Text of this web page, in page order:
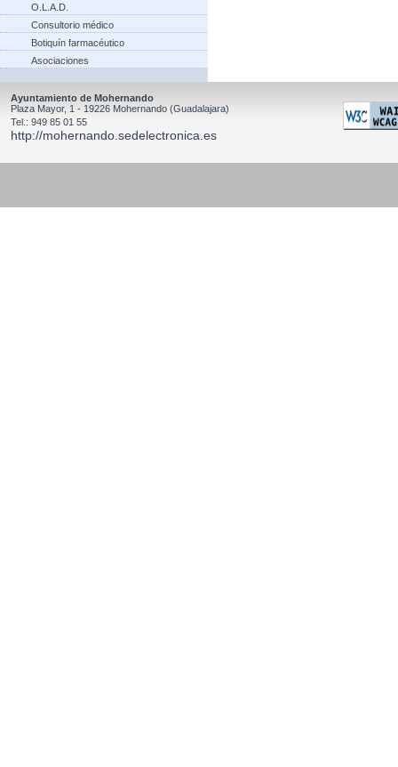
O.L.A.D.
Consultorio médico
Botiquín farmacéutico
Asociaciones
Ayuntamiento de Mohernando
Plaza Mayor, 1 - 19226 Mohernando (Guadalajara)
Tel.: 949 85 01 55
http://mohernando.sedelectronica.es